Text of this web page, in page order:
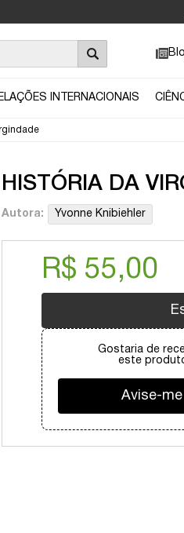
INTERNACIONAIS
HISTÓRIA DA
Autora: Yvonne Knibiehler
R$ 55,00
Gostaria de
este
Avise-